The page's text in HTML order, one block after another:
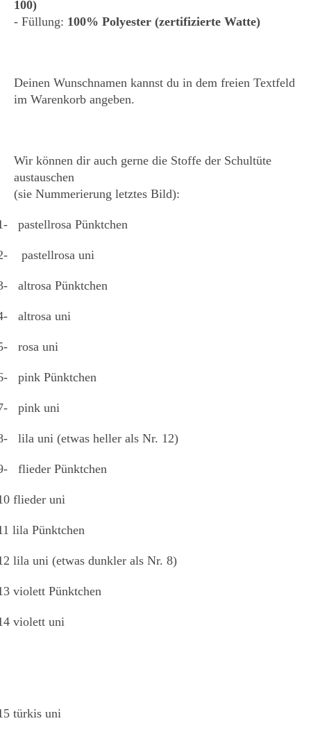
100)
- Füllung: 100% Polyester (zertifizierte Watte)
Deinen Wunschnamen kannst du in dem freien Textfeld
im Warenkorb angeben.
Wir können dir auch gerne die Stoffe der Schultüte
austauschen
(sie Nummerierung letztes Bild):
pastellrosa Pünktchen
pastellrosa uni
altrosa Pünktchen
altrosa uni
rosa uni
pink Pünktchen
pink uni
lila uni (etwas heller als Nr. 12)
flieder Pünktchen
flieder uni
lila Pünktchen
lila uni (etwas dunkler als Nr. 8)
violett Pünktchen
violett uni
türkis uni